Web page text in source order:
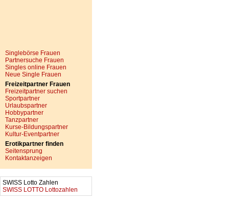
Singlebörse Frauen
Partnersuche Frauen
Singles online Frauen
Neue Single Frauen
Freizeitpartner Frauen
Freizeitpartner suchen
Sportpartner
Urlaubspartner
Hobbypartner
Tanzpartner
Kurse-Bildungspartner
Kultur-Eventpartner
Erotikpartner finden
Seitensprung
Kontaktanzeigen
SWISS Lotto Zahlen
SWISS LOTTO Lottozahlen